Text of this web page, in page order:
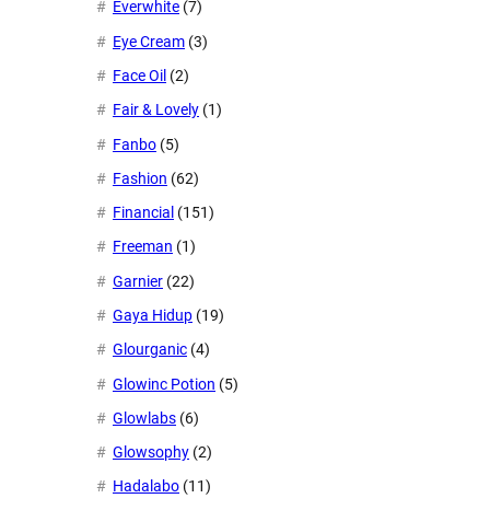
Everwhite (7)
Eye Cream (3)
Face Oil (2)
Fair & Lovely (1)
Fanbo (5)
Fashion (62)
Financial (151)
Freeman (1)
Garnier (22)
Gaya Hidup (19)
Glourganic (4)
Glowinc Potion (5)
Glowlabs (6)
Glowsophy (2)
Hadalabo (11)